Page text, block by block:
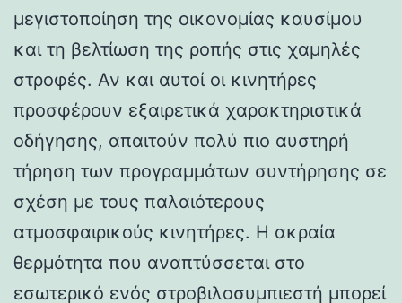
μεγιστοποίηση της οικονομίας καυσίμου
και τη βελτίωση της ροπής στις χαμηλές
στροφές. Αν και αυτοί οι κινητήρες
προσφέρουν εξαιρετικά χαρακτηριστικά
οδήγησης, απαιτούν πολύ πιο αυστηρή
τήρηση των προγραμμάτων συντήρησης σε
σχέση με τους παλαιότερους
ατμοσφαιρικούς κινητήρες. Η ακραία
θερμότητα που αναπτύσσεται στο
εσωτερικό ενός στροβιλοσυμπιεστή μπορεί